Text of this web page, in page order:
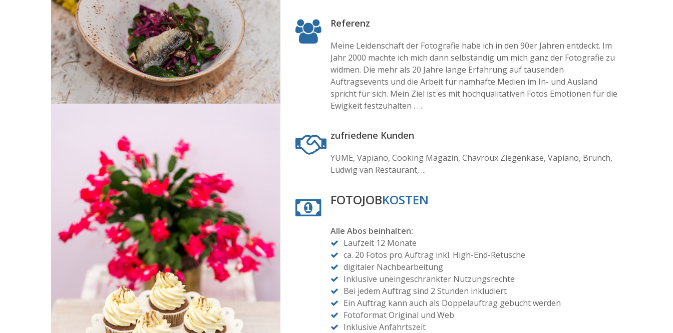
Referenz
Meine Leidenschaft der Fotografie habe ich in den 90er Jahren entdeckt. Im
Jahr 2000 machte ich mich dann selbständig um mich ganz der Fotografie zu
widmen. Die mehr als 20 Jahre lange Erfahrung auf tausenden
Auftragsevents und die Arbeit für namhafte Medien im In- und Ausland
spricht für sich. Mein Ziel ist es mit hochqualitativen Fotos Emotionen für die
Ewigkeit festzuhalten . . .
zufriedene Kunden
YUME, Vapiano, Cooking Magazin, Chavroux Ziegenkäse, Vapiano, Brunch,
Ludwig van Restaurant, ...
FOTOJOBKOSTEN
Alle Abos beinhalten:
Laufzeit 12 Monate
ca. 20 Fotos pro Auftrag inkl. High-End-Retusche
digitaler Nachbearbeitung
Inklusive uneingeschränkter Nutzungsrechte
Bei jedem Auftrag sind 2 Stunden inkludiert
Ein Auftrag kann auch als Doppelauftrag gebucht werden
Fotoformat Original und Web
Inklusive Anfahrtszeit